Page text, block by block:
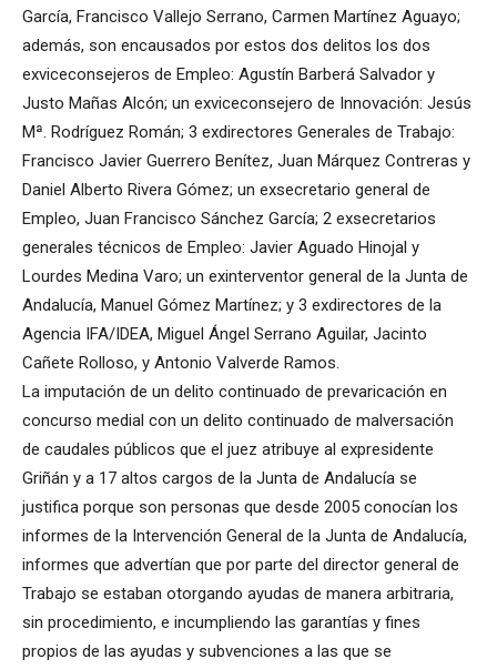
García, Francisco Vallejo Serrano, Carmen Martínez Aguayo;
además, son encausados por estos dos delitos los dos
exviceconsejeros de Empleo: Agustín Barberá Salvador y
Justo Mañas Alcón; un exviceconsejero de Innovación: Jesús
Mª. Rodríguez Román; 3 exdirectores Generales de Trabajo:
Francisco Javier Guerrero Benítez, Juan Márquez Contreras y
Daniel Alberto Rivera Gómez; un exsecretario general de
Empleo, Juan Francisco Sánchez García; 2 exsecretarios
generales técnicos de Empleo: Javier Aguado Hinojal y
Lourdes Medina Varo; un exinterventor general de la Junta de
Andalucía, Manuel Gómez Martínez; y 3 exdirectores de la
Agencia IFA/IDEA, Miguel Ángel Serrano Aguilar, Jacinto
Cañete Rolloso, y Antonio Valverde Ramos.
La imputación de un delito continuado de prevaricación en
concurso medial con un delito continuado de malversación
de caudales públicos que el juez atribuye al expresidente
Griñán y a 17 altos cargos de la Junta de Andalucía se
justifica porque son personas que desde 2005 conocían los
informes de la Intervención General de la Junta de Andalucía,
informes que advertían que por parte del director general de
Trabajo se estaban otorgando ayudas de manera arbitraria,
sin procedimiento, e incumpliendo las garantías y fines
propios de las ayudas y subvenciones a las que se